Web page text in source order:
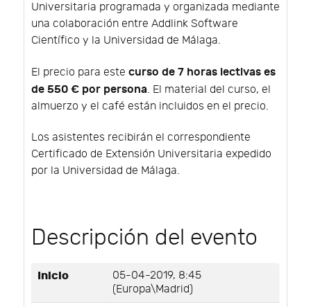
Universitaria programada y organizada mediante
una colaboración entre Addlink Software
Científico y la Universidad de Málaga.
El precio para este curso de 7 horas lectivas es
de 550 € por persona. El material del curso, el
almuerzo y el café están incluidos en el precio.
Los asistentes recibirán el correspondiente
Certificado de Extensión Universitaria expedido
por la Universidad de Málaga.
Descripción del evento
Inicio
05-04-2019, 8:45
(Europa\Madrid)